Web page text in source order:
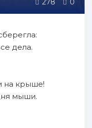
278 0
дела.
на крыше!
мыши.